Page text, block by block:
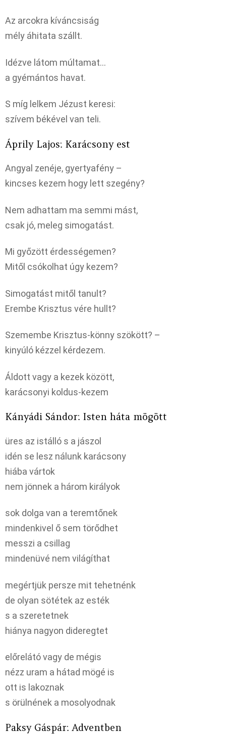
Az arcokra kíváncsiság
mély áhitata szállt.
Idézve látom múltamat…
a gyémántos havat.
S míg lelkem Jézust keresi:
szívem békével van teli.
Áprily Lajos: Karácsony est
Angyal zenéje, gyertyafény –
kincses kezem hogy lett szegény?
Nem adhattam ma semmi mást,
csak jó, meleg simogatást.
Mi győzött érdességemen?
Mitől csókolhat úgy kezem?
Simogatást mitől tanult?
Erembe Krisztus vére hullt?
Szemembe Krisztus-könny szökött? –
kinyúló kézzel kérdezem.
Áldott vagy a kezek között,
karácsonyi koldus-kezem
Kányádi Sándor: Isten háta mögött
üres az istálló s a jászol
idén se lesz nálunk karácsony
hiába vártok
nem jönnek a három királyok
sok dolga van a teremtőnek
mindenkivel ő sem törődhet
messzi a csillag
mindenüvé nem világíthat
megértjük persze mit tehetnénk
de olyan sötétek az esték
s a szeretetnek
hiánya nagyon dideregtet
előrelátó vagy de mégis
nézz uram a hátad mögé is
ott is lakoznak
s örülnének a mosolyodnak
Paksy Gáspár: Adventben